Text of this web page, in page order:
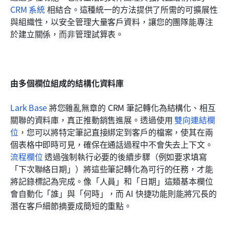
CRM 系統 相結合。這種統一的方法提供了所需的可擴展性
與組織性，以安全管理大量客戶資料，讓您的團隊能專注
於建立關係，而非管理試算表。
由多個欄位組成的結構化資料庫
Lark Base 將您雜亂無章的 CRM 筆記轉化為結構化、相互
關聯的資料庫，真正推動銷售進展。透過使用 雙向連結欄
位 ，您可以將特定筆記直接綁定到客戶的檔案，使其在兩
個表格中即時可見，確保在通話過程中不會失去上下文。
流程欄位 透過強制執行必要的後續步驟（例如要求填寫
「下次聯絡日期」）將這些筆記轉化為可行的任務，才能
將記錄標記為完成。像「人員」和「日期」這類基本欄位
會自動化「誰」與「何時」，而 AI 快捷功能則能將冗長的
潛在客戶細節摘要成簡短的重點。